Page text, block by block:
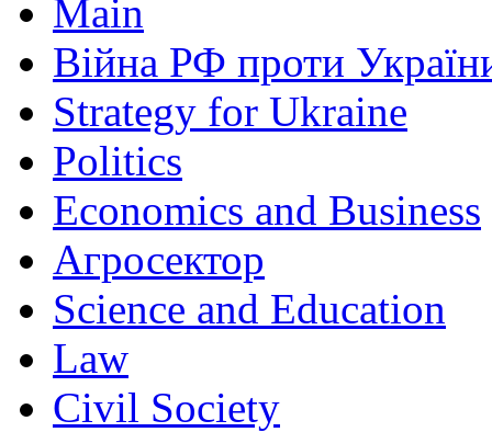
Main
Війна РФ проти
Strategy for Ukraine
Politics
Economics and Business
Агросектор
Science and Education
Law
Civil Society